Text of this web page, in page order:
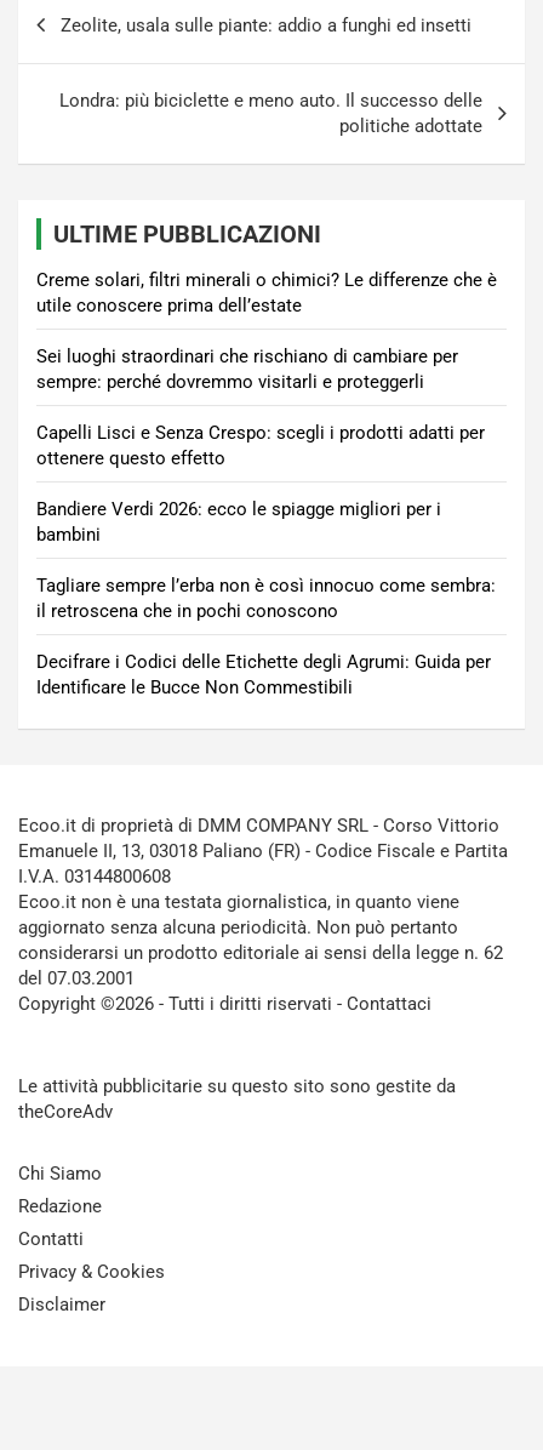
Zeolite, usala sulle piante: addio a funghi ed insetti
Londra: più biciclette e meno auto. Il successo delle
politiche adottate
ULTIME PUBBLICAZIONI
Creme solari, filtri minerali o chimici? Le differenze che è
utile conoscere prima dell’estate
Sei luoghi straordinari che rischiano di cambiare per
sempre: perché dovremmo visitarli e proteggerli
Capelli Lisci e Senza Crespo: scegli i prodotti adatti per
ottenere questo effetto
Bandiere Verdi 2026: ecco le spiagge migliori per i
bambini
Tagliare sempre l’erba non è così innocuo come sembra:
il retroscena che in pochi conoscono
Decifrare i Codici delle Etichette degli Agrumi: Guida per
Identificare le Bucce Non Commestibili
Ecoo.it di proprietà di DMM COMPANY SRL - Corso Vittorio
Emanuele II, 13, 03018 Paliano (FR) - Codice Fiscale e Partita
I.V.A. 03144800608
Ecoo.it non è una testata giornalistica, in quanto viene
aggiornato senza alcuna periodicità. Non può pertanto
considerarsi un prodotto editoriale ai sensi della legge n. 62
del 07.03.2001
Copyright ©2026 - Tutti i diritti riservati - Contattaci
Le attività pubblicitarie su questo sito sono gestite da
theCoreAdv
Chi Siamo
Redazione
Contatti
Privacy & Cookies
Disclaimer